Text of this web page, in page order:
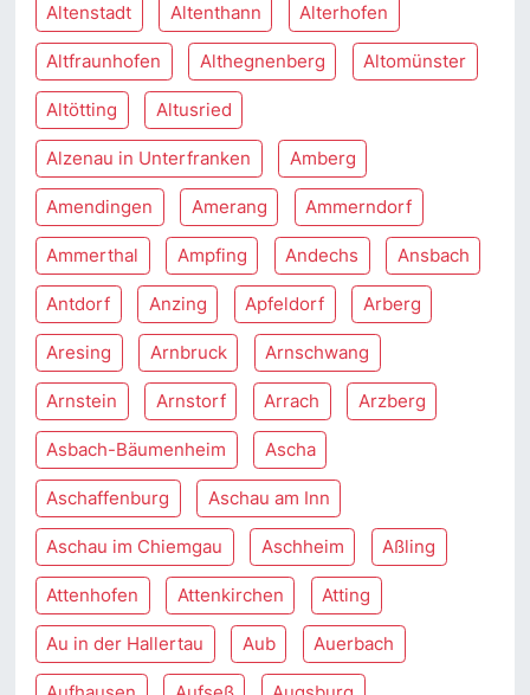
Altenstadt Altenthann Alterhofen
Altfraunhofen Althegnenberg Altomünster
Altötting Altusried
Alzenau in Unterfranken Amberg
Amendingen Amerang Ammerndorf
Ammerthal Ampfing Andechs Ansbach
Antdorf Anzing Apfeldorf Arberg
Aresing Arnbruck Arnschwang
Arnstein Arnstorf Arrach Arzberg
Asbach-Bäumenheim Ascha
Aschaffenburg Aschau am Inn
Aschau im Chiemgau Aschheim Aßling
Attenhofen Attenkirchen Atting
Au in der Hallertau Aub Auerbach